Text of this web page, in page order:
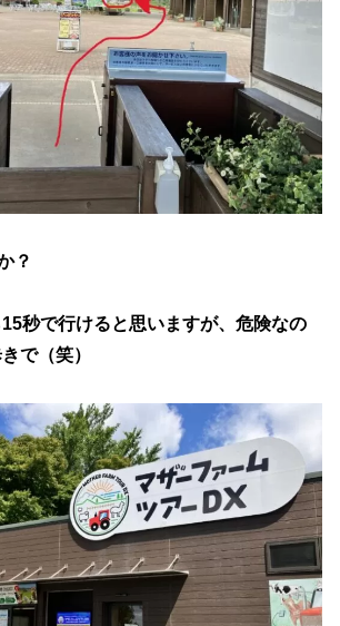
？
秒で行けると思いますが、危険なの
で（笑）